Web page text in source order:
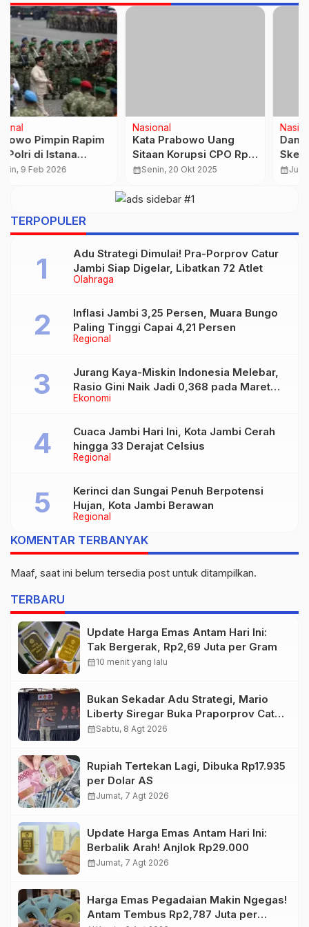
Nasional
Kata Prabowo Uang
Sitaan Korupsi CPO Rp13
T Bisa Renovasi 8 Ribu
calendar_month Senin, 20 Okt 2025
Nasional
Danantara Siapkan Tiga
Skema Pelunasan Utang
Kereta Cepat
calendar_monthJumat, 17 Okt 2025
TERPOPULER
Olahraga
Adu Strategi Dimulai! Pra-Porprov Catur
Jambi Siap Digelar, Libatkan 72 Atlet
Regional
Inflasi Jambi 3,25 Persen, Muara Bungo
Paling Tinggi Capai 4,21 Persen
Ekonomi
Jurang Kaya-Miskin Indonesia Melebar,
Rasio Gini Naik Jadi 0,368 pada Maret
2026
Regional
Cuaca Jambi Hari Ini, Kota Jambi Cerah
hingga 33 Derajat Celsius
Regional
Kerinci dan Sungai Penuh Berpotensi
Hujan, Kota Jambi Berawan
KOMENTAR TERBANYAK
Maaf, saat ini belum tersedia post untuk ditampilkan.
TERBARU
Update Harga Emas Antam Hari Ini:
Tak Bergerak, Rp2,69 Juta per Gram
calendar_month10 menit yang lalu
Bukan Sekadar Adu Strategi, Mario
Liberty Siregar Buka Praporprov Catur
Jambi
calendar_monthSabtu, 8 Agt 2026
Rupiah Tertekan Lagi, Dibuka Rp17.935
per Dolar AS
calendar_monthJumat, 7 Agt 2026
Update Harga Emas Antam Hari Ini:
Berbalik Arah! Anjlok Rp29.000
calendar_monthJumat, 7 Agt 2026
Harga Emas Pegadaian Makin Ngegas!
Antam Tembus Rp2,787 Juta per